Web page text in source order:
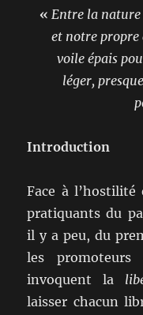
« Entre la nature
et notre propre
voile épais
léger,
Introduction
Face à
pratiquants du
il y a peu, du
les
invoquent la
laisser chacun